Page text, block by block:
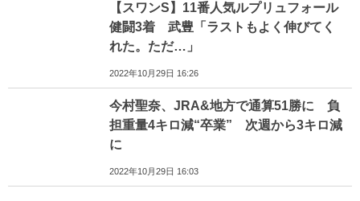
【スワンS】11番人気ルプリュフォール
健闘3着 武豊「ラストもよく伸びてく
れた。ただ…」
2022年10月29日 16:26
今村聖奈、JRA&地方で通算51勝に 負
担重量4キロ減“卒業” 次週から3キロ減
に
2022年10月29日 16:03